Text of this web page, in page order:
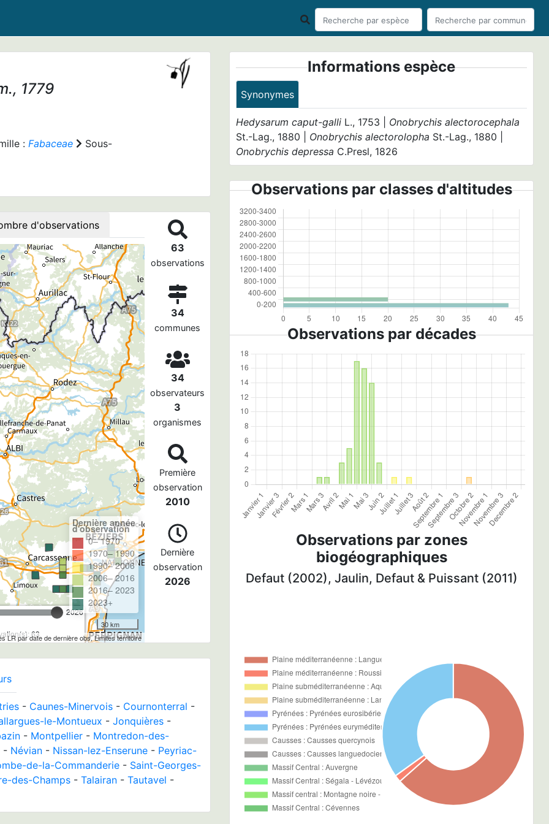
1779
: Fabaceae Sous-
d'observations
2026
63
Dernière année
d'observation
0– 1970
1970– 1990
1990– 2006
2006– 2016
2016– 2023
2023+
30 km
LR par date de dernière obs, Limites territoire
63
observations
34
communes
34
observateurs
3
organismes
Première
observation
2010
Dernière
observation
2026
- Caunes-Minervois - Cournonterral -
le-Montueux - Jonquières -
- Montpellier - Montredon-des-
- Névian - Nissan-lez-Enserune - Peyriac-
de-la-Commanderie - Saint-Georges-
des-Champs - Talairan - Tautavel -
Informations espèce
Synonymes
Hedysarum caput-galli L., 1753 | Onobrychis alectorocephala
St.-Lag., 1880 | Onobrychis alectorolopha St.-Lag., 1880 |
Onobrychis depressa C.Presl, 1826
Observations par classes d'altitudes
Observations par décades
Observations par zones
biogéographiques
Defaut (2002), Jaulin, Defaut & Puissant (2011)